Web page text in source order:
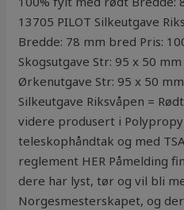
13705 PILOT Silkeutgave
Bredde: 78 mm bred Pris:
Skogsutgave Str: 95 x 50
Ørkenutgave Str: 95 x 50
Silkeutgave Riksvåpen =
videre produsert i
teleskophåndtak og med
reglement HER Påmelding
dere har lyst, tør og vil bli
Norgesmesterskapet, og